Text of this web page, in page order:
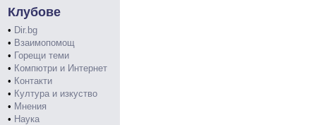
Клубове
• Dir.bg
• Взаимопомощ
• Горещи теми
• Компютри и Интернет
• Контакти
• Култура и изкуство
• Мнения
• Наука